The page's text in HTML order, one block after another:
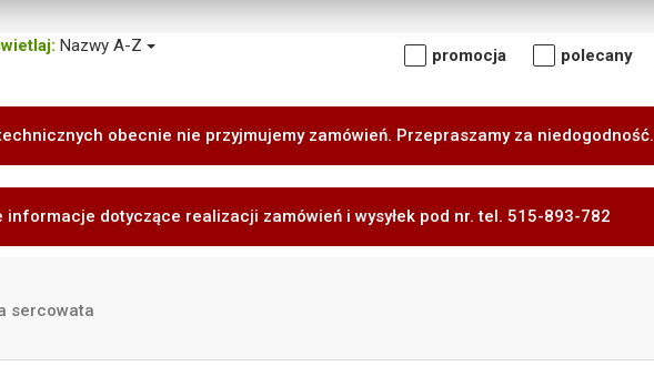
Nazwy A-Z promocja polecany
obecnie nie przyjmujemy zamówień. Przepraszamy za niedogodność.
informacje dotyczące realizacji zamówień i wysyłek pod nr. tel. 515-893-782
sercowata